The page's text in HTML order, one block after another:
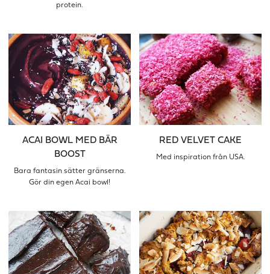
protein.
ACAI BOWL MED BÄR
BOOST
Bara fantasin sätter gränserna.
Gör din egen Acai bowl!
RED VELVET CAKE
Med inspiration från USA.